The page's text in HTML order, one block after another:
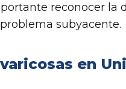
reconocer la
subyacente.
en